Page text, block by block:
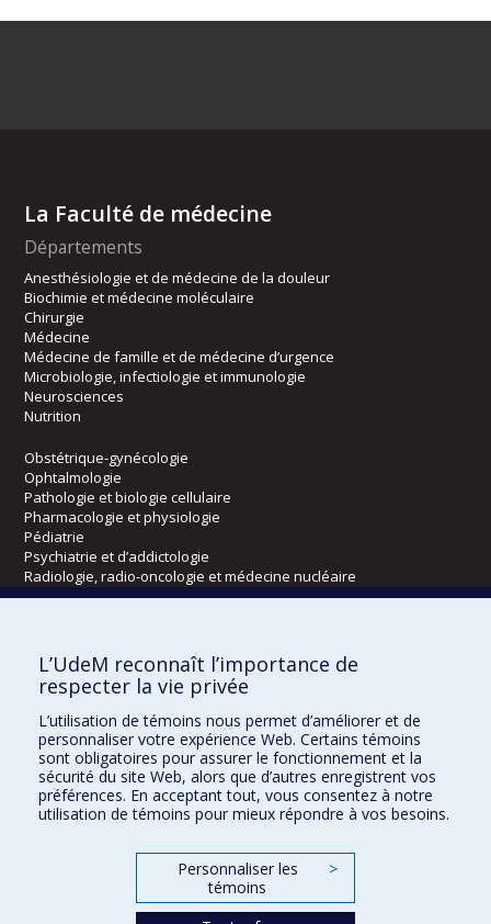
La Faculté de médecine
Départements
Anesthésiologie et de médecine de la douleur
Biochimie et médecine moléculaire
Chirurgie
Médecine
Médecine de famille et de médecine d’urgence
Microbiologie, infectiologie et immunologie
Neurosciences
Nutrition
Obstétrique-gynécologie
Ophtalmologie
Pathologie et biologie cellulaire
Pharmacologie et physiologie
Pédiatrie
Psychiatrie et d’addictologie
Radiologie, radio-oncologie et médecine nucléaire
Kinésiologie et des sciences de l’activité physique
Orthophonie et audiologie
Réadaptation
Directions
DPC
CPASS
L’UdeM reconnaît l’importance de
respecter la vie privée
L’utilisation de témoins nous permet d’améliorer et de
personnaliser votre expérience Web. Certains témoins
sont obligatoires pour assurer le fonctionnement et la
sécurité du site Web, alors que d’autres enregistrent vos
préférences. En acceptant tout, vous consentez à notre
utilisation de témoins pour mieux répondre à vos besoins.
Personnaliser les
témoins
>